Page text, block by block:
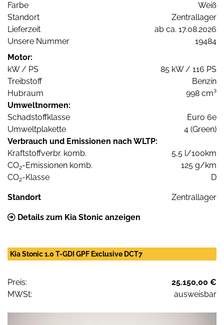
Farbe
Weiß
Standort
Zentrallager
Lieferzeit
ab ca. 17.08.2026
Unsere Nummer
19484
Motor:
kW / PS
85 kW / 116 PS
Treibstoff
Benzin
Hubraum
998 cm³
Umweltnormen:
Schadstoffklasse
Euro 6e
Umweltplakette
4 (Green)
Verbrauch und Emissionen nach WLTP:
Kraftstoffverbr. komb.
5,5 l/100km
CO2-Emissionen komb.
125 g/km
CO2-Klasse D
Standort Zentrallager
Details zum Kia Stonic anzeigen
Kia Stonic 1.0 T-GDI GPF Exclusive DCT7
Preis:
25.150,00 €
MWSt:
ausweisbar